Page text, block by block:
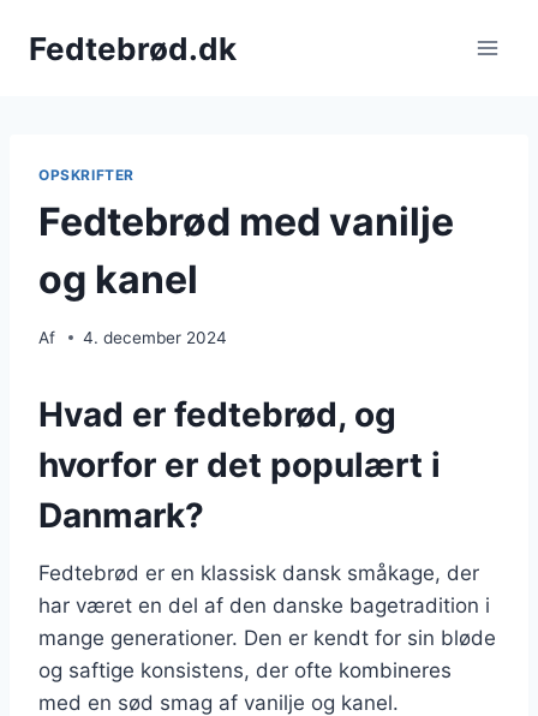
Fedtebrød.dk
OPSKRIFTER
Fedtebrød med vanilje
og kanel
Af 4. december 2024
Hvad er fedtebrød, og
hvorfor er det populært i
Danmark?
Fedtebrød er en klassisk dansk småkage, der
har været en del af den danske bagetradition i
mange generationer. Den er kendt for sin bløde
og saftige konsistens, der ofte kombineres
med en sød smag af vanilje og kanel.